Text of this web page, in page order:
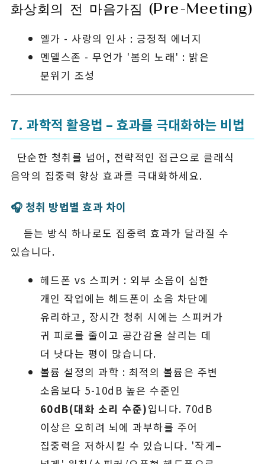
화상회의 전 마음가짐 (Pre-Meeting)
엘가 - 사랑의 인사 : 긍정적 에너지
멘델스존 - 무언가 '봄의 노래' : 밝은
분위기 조성
7. 과학적 활용법 – 효과를 극대화하는 비법
단순한 청취를 넘어, 전략적인 접근으로 클래식
음악의 집중력 향상 효과를 극대화하세요.
🎧 청취 방법별 효과 차이
듣는 방식 하나로도 집중력 효과가 달라질 수
있습니다.
헤드폰 vs 스피커 : 외부 소음이 심한
개인 작업에는 헤드폰이 소음 차단에
유리하고, 장시간 청취 시에는 스피커가
귀 피로를 줄이고 공간감을 살리는 데
더 낫다는 평이 많습니다.
볼륨 설정의 과학 : 최적의 볼륨은 주변
소음보다 5-10dB 높은 수준인
60dB(대화 소리 수준)입니다. 70dB
이상은 오히려 뇌에 과부하를 주어
집중력을 저하시킬 수 있습니다. '작게–